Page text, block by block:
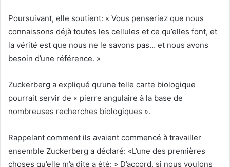
Poursuivant, elle soutient: « Vous penseriez que nous
connaissons déjà toutes les cellules et ce qu’elles font, et
la vérité est que nous ne le savons pas… et nous avons
besoin d’une référence. »
Zuckerberg a expliqué qu’une telle carte biologique
pourrait servir de « pierre angulaire à la base de
nombreuses recherches biologiques ».
Rappelant comment ils avaient commencé à travailler
ensemble Zuckerberg a déclaré: «L’une des premières
choses qu’elle m’a dite a été: » D’accord, si nous voulons